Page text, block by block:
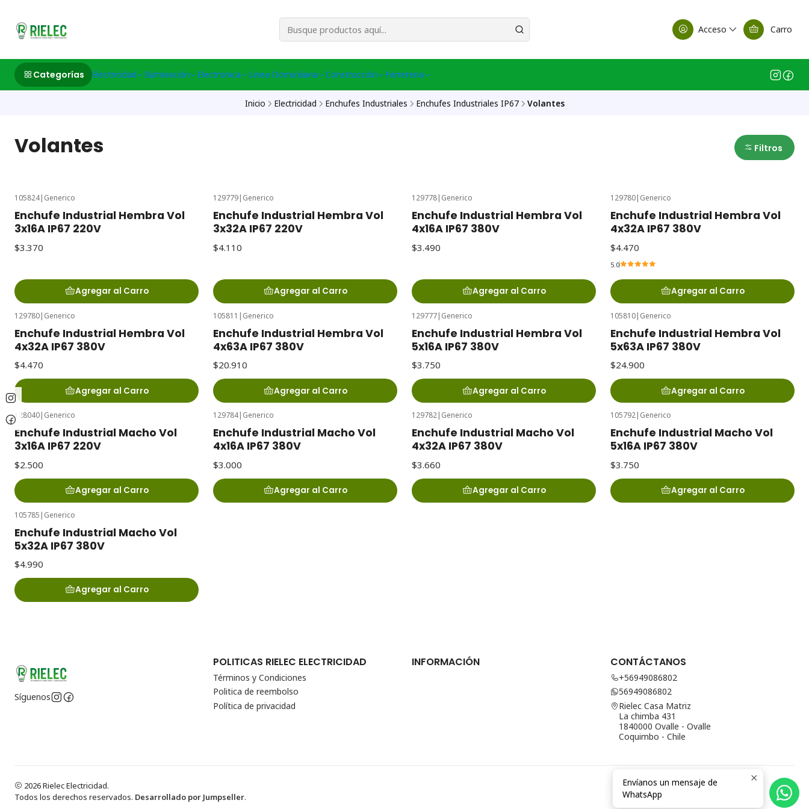
Acceso Carro
Categorías Electricidad Iluminación Electronica Linea Domiciliaria Construcción Ferreteria
Inicio Electricidad Enchufes Industriales Enchufes Industriales IP67 Volantes
Volantes Filtros
105824| Generico
Enchufe Industrial Hembra Vol
3x16A IP67 220V
$3.370
Agregar al Carro
129779| Generico
Enchufe Industrial Hembra Vol
3x32A IP67 220V
$4.110
Agregar al Carro
129778| Generico
Enchufe Industrial Hembra Vol
4x16A IP67 380V
$3.490
Agregar al Carro
129780| Generico
Enchufe Industrial Hembra Vol
4x32A IP67 380V
$4.470
5.0
Agregar al Carro
129780| Generico
Enchufe Industrial Hembra Vol
4x32A IP67 380V
$4.470
Agregar al Carro
105811 | Generico
Enchufe Industrial Hembra Vol
4x63A IP67 380V
$20.910
Agregar al Carro
129777| Generico
Enchufe Industrial Hembra Vol
5x16A IP67 380V
$3.750
Agregar al Carro
105810| Generico
Enchufe Industrial Hembra Vol
5x63A IP67 380V
$24.900
Agregar al Carro
128040| Generico
Enchufe Industrial Macho Vol
3x16A IP67 220V
$2.500
Agregar al Carro
129784| Generico
Enchufe Industrial Macho Vol
4x16A IP67 380V
$3.000
Agregar al Carro
129782| Generico
Enchufe Industrial Macho Vol
4x32A IP67 380V
$3.660
Agregar al Carro
105792| Generico
Enchufe Industrial Macho Vol
5x16A IP67 380V
$3.750
Agregar al Carro
105785 | Generico
Enchufe Industrial Macho Vol
5x32A IP67 380V
$4.990
Agregar al Carro
Síguenos
POLITICAS RIELEC ELECTRICIDAD
Términos y Condiciones
Politica de reembolso
Política de privacidad
INFORMACIÓN CONTÁCTANOS
+56949086802
56949086802
Rielec Casa Matriz
La chimba 431
1840000 Ovalle - Ovalle
Coquimbo - Chile
2026 Rielec Electricidad.
Todos los derechos reservados. Desarrollado por Jumpseller.
Envíanos un mensaje de
WhatsApp